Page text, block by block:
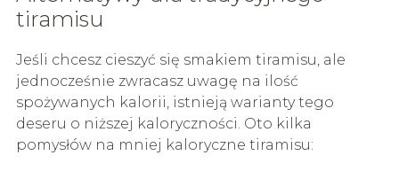
tiramisu
Jeśli chcesz cieszyć się smakiem tiramisu, ale
jednocześnie zwracasz uwagę na ilość
spożywanych kalorii, istnieją warianty tego
deseru o niższej kaloryczności. Oto kilka
pomysłów na mniej kaloryczne tiramisu: